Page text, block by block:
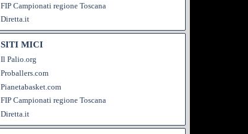
FIP Campionati regione Toscana
Diretta.it
SITI MICI
Il Palio.org
Proballers.com
Pianetabasket.com
FIP Campionati regione Toscana
Diretta.it